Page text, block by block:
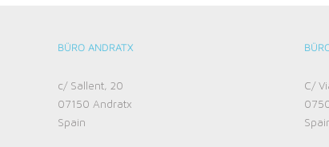
BÜRO ANDRATX
c/ Sallent, 20
07150 Andratx
Spain
C/